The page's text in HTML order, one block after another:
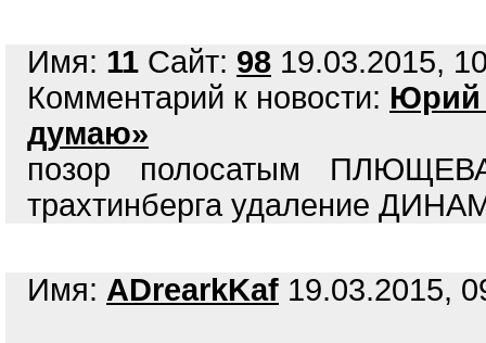
Имя: 11 Сайт: 98 19.03.2015,
Комментарий к новости: Юрий
думаю»
позор полосатым
трахтинберга удаление
Имя: ADrearkKaf 19.03.2015,